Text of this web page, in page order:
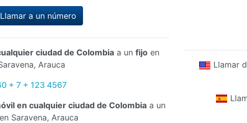
a un número
ciudad de Colombia a un fijo en
Arauca
+ 7 + 123 4567
en cualquier ciudad de Colombiaa un
en Saravena, Arauca
Llamar